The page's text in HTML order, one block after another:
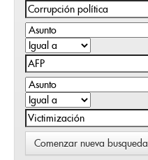
Comenzar nueva busqueda